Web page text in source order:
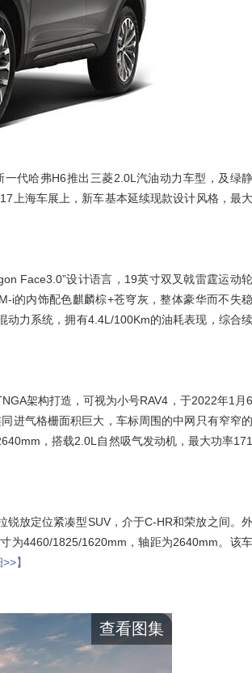
代哈弗H6推出三菱2.0L汽油动力车型，及绿静
上海车展上，新车基本延续现款设计风格，最大
Face3.0”设计语言，19英寸双叉戟雷霆运动轮
i的内饰配色麒麟棕+苍穹灰，整体豪华而不失稳
动力系统，拥有4.4L/100Km的油耗表现，综合续
架构打造，可视为小号RAV4，于2022年1月6
进气格栅面积巨大，车标周围的中网只有窄窄的
，搭载2.0L自然吸气发动机，最大功率171
放定位紧凑型SUV，介于C-HR和荣放之间。外
为4460/1825/1620mm，轴距为2640mm。该车
】
查看图集